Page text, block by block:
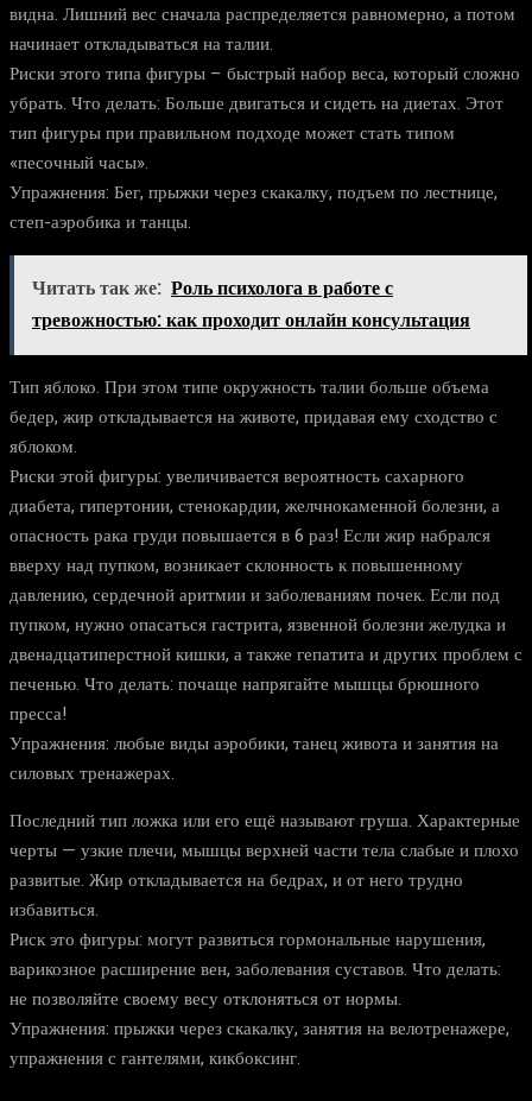
видна. Лишний вес сначала распределяется равномерно, а потом
начинает откладываться на талии.
Риски этого типа фигуры – быстрый набор веса, который сложно
убрать. Что делать: Больше двигаться и сидеть на диетах. Этот
тип фигуры при правильном подходе может стать типом
«песочный часы».
Упражнения: Бег, прыжки через скакалку, подъем по лестнице,
степ-аэробика и танцы.
Читать так же: Роль психолога в работе с
тревожностью: как проходит онлайн консультация
Тип яблоко. При этом типе окружность талии больше объема
бедер, жир откладывается на животе, придавая ему сходство с
яблоком.
Риски этой фигуры: увеличивается вероятность сахарного
диабета, гипертонии, стенокардии, желчнокаменной болезни, а
опасность рака груди повышается в 6 раз! Если жир набрался
вверху над пупком, возникает склонность к повышенному
давлению, сердечной аритмии и заболеваниям почек. Если под
пупком, нужно опасаться гастрита, язвенной болезни желудка и
двенадцатиперстной кишки, а также гепатита и других проблем с
печенью. Что делать: почаще напрягайте мышцы брюшного
пресса!
Упражнения: любые виды аэробики, танец живота и занятия на
силовых тренажерах.
Последний тип ложка или его ещё называют груша. Характерные
черты — узкие плечи, мышцы верхней части тела слабые и плохо
развитые. Жир откладывается на бедрах, и от него трудно
избавиться.
Риск это фигуры: могут развиться гормональные нарушения,
варикозное расширение вен, заболевания суставов. Что делать:
не позволяйте своему весу отклоняться от нормы.
Упражнения: прыжки через скакалку, занятия на велотренажере,
упражнения с гантелями, кикбоксинг.